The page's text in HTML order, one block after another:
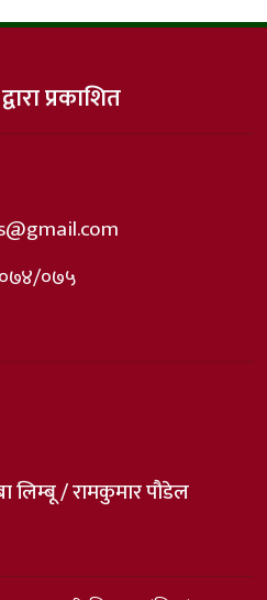
प्रकाशित
०७४/०७५
लिम्बू / रामकुमार पौडेल